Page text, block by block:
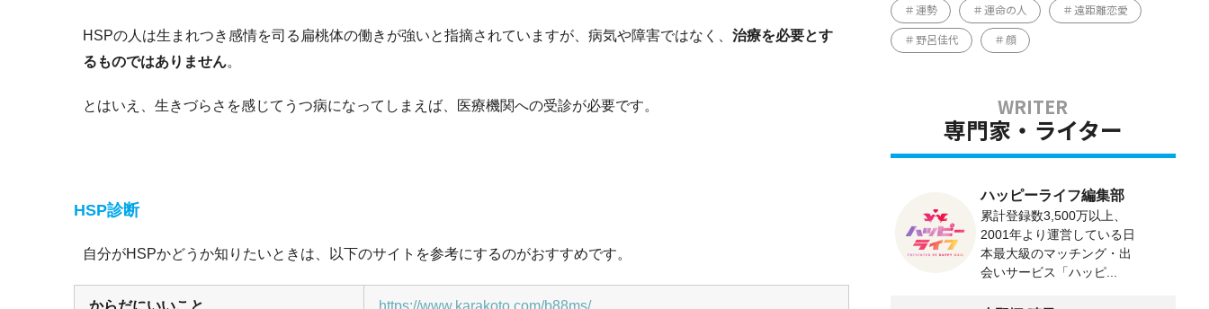
HSPの人は生まれつき感情を司る扁桃体の働きが強いと指摘されていますが、病気や障害ではなく、 治療を必要とす
るものではありません。
とはいえ、生きづらさを感じてうつ病になってしまえば、医療機関への受診が必要です。
HSP診断
自分がHSPかどうか知りたいときは、以下のサイトを参考にするのがおすすめです。
からだにいいこと https://www.karakoto.com/b88ms/
運勢 運命の人 遠距離恋愛
野呂佳代 顔
専門家・ライター
ハッピーライフ編集部
累計登録数3,500万以上、
2001年より運営している日
本最大級のマッチング・出
会いサービス「ハッピ...